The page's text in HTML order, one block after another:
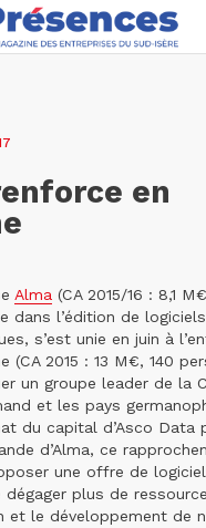
en
Alma (CA 2015/16 : 8,1
dans l’édition de
s’est unie en juin à
(CA 2015 : 13 M€, 140
un groupe leader de la
et les pays
du capital d’Asco Data
d’Alma, ce
une offre de
plus de
et le développement de